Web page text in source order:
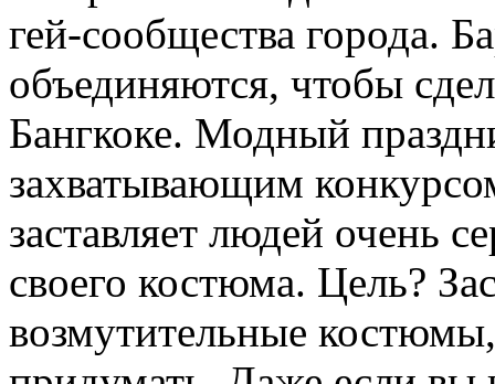
гей-сообщества города.
объединяются, чтобы
Бангкоке. Модный
захватывающим
заставляет людей очень
своего костюма. Цель?
возмутительные